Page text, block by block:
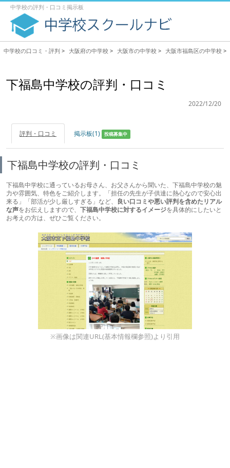
中学校の評判・口コミ掲示板
中学校の口コミ・評判 > 大阪府の中学校 > 大阪市の中学校 > 大阪市福島区の中学校 >
下福島中学校の評判・口コミ
2022/12/20
評判・口コミ 掲示板(1) 投稿募集中
下福島中学校の評判・口コミ
下福島中学校に通っているお母さん、お父さんから聞いた、下福島中学校の魅
力や雰囲気、特色をご紹介します。「担任の先生が子供達に熱心なので安心出
来る」「部活が少し厳しすぎる」など、
良い口コミや悪い評判を含めたリアル
な声をお伝えしますので、 下福島中学校に対するイメージを具体的にしたいと
お考えの方は、ぜひご覧ください。
※画像は関連URL(基本情報欄参照)より引用